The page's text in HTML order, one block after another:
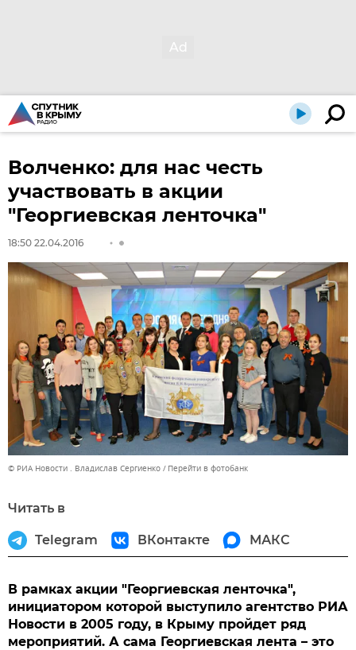
Волченко: для нас честь
участвовать в акции
"Георгиевская ленточка"
18:50 22.04.2016
© РИА Новости . Владислав Сергиенко Перейти в фотобанк
Читать в
Telegram ВКонтакте МАКС
В рамках акции "Георгиевская ленточка",
инициатором которой выступило агентство РИА
Новости в 2005 году, в Крыму пройдет ряд
мероприятий. А сама Георгиевская лента – это